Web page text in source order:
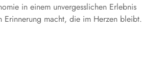
in einem unvergesslichen Erlebnis
Erinnerung macht, die im Herzen bleibt.